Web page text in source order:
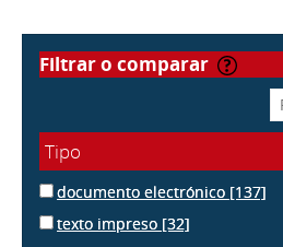
filtrar o comparar
Tipo
documento electrónico [137]
texto impreso [32]